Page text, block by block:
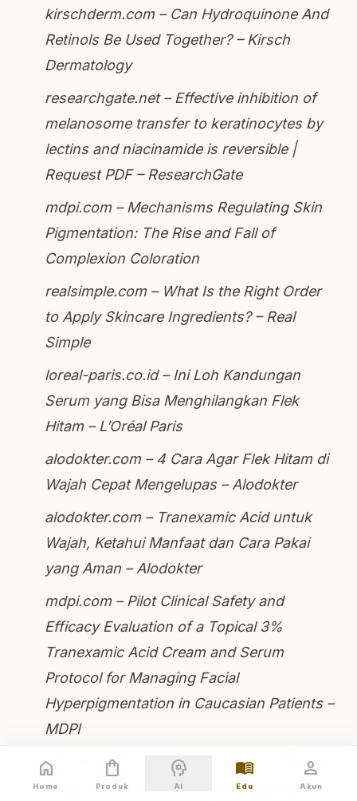
kirschderm.com – Can Hydroquinone And
Retinols Be Used Together? – Kirsch
Dermatology
researchgate.net – Effective inhibition of
melanosome transfer to keratinocytes by
lectins and niacinamide is reversible |
Request PDF – ResearchGate
mdpi.com – Mechanisms Regulating Skin
Pigmentation: The Rise and Fall of
Complexion Coloration
realsimple.com – What Is the Right Order
to Apply Skincare Ingredients? – Real
Simple
loreal-paris.co.id – Ini Loh Kandungan
Serum yang Bisa Menghilangkan Flek
Hitam – L’Oréal Paris
alodokter.com – 4 Cara Agar Flek Hitam di
Wajah Cepat Mengelupas – Alodokter
alodokter.com – Tranexamic Acid untuk
Wajah, Ketahui Manfaat dan Cara Pakai
yang Aman – Alodokter
mdpi.com – Pilot Clinical Safety and
Efficacy Evaluation of a Topical 3%
Tranexamic Acid Cream and Serum
Protocol for Managing Facial
Hyperpigmentation in Caucasian Patients –
MDPI
alodokter.com – 9 Urutan Skincare Malam
yang Tepat agar Wajah Mulus dan Cerah –
home
Home
shopping_bag
Produk
psychology
AI
menu_book
Edu
person
Akun